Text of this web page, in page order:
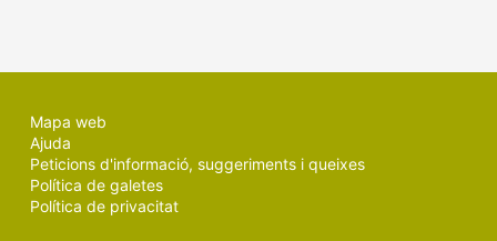
Mapa web
Ajuda
Peticions d'informació, suggeriments i queixes
Política de galetes
Política de privacitat